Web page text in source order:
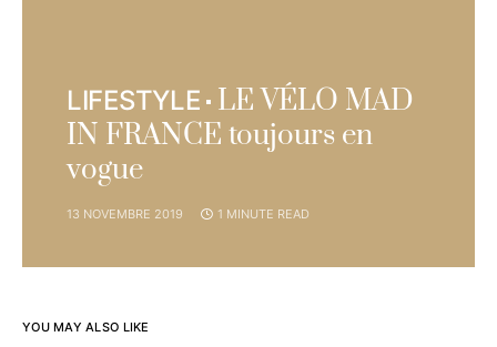
LIFESTYLE LE VÉLO MAD
IN FRANCE toujours en
vogue
13 NOVEMBRE 2019 1 MINUTE READ
YOU MAY ALSO LIKE